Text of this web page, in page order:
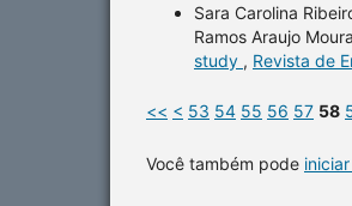
Sara Carolina
Ramos Araujo
study , Revista de
<< < 53 54 55 56 57 58
Você também pode